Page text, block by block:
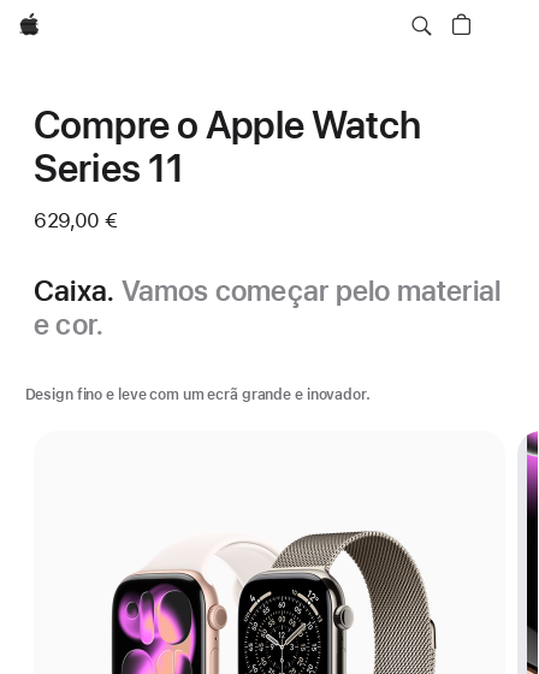
Apple
Compre o Apple Watch
Series 11
629,00 €
Caixa. Vamos começar pelo material
e cor.
Design fino e leve com um ecrã grande e inovador.